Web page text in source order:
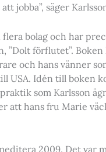
jobba”, säger
bolag och har
”Dolt förflutet”.
och hans vänner
USA. Idén till boken
som Karlsson
att hans fru Marie
2009. Det var